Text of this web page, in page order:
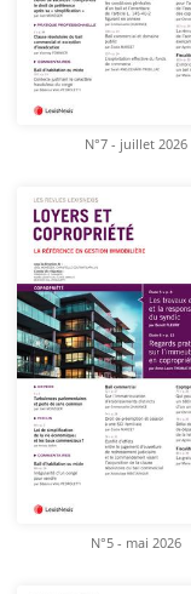
N°7 - juillet 2026
N°5 - mai 2026